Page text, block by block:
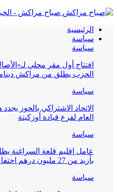
صباح مراكش -
الرئيسية
سياسة
سياسة
افتتاح أول مقر محلي
الحزب يطلق من مراكش
سياسة
الاتحاد الاشتراكي بالحوز
العام لفرع قيادة أوزكيتة
سياسة
عامل إقليم قلعة السراغنة
بأزيد من 27 مليون درهم احتفاءً…
سياسة